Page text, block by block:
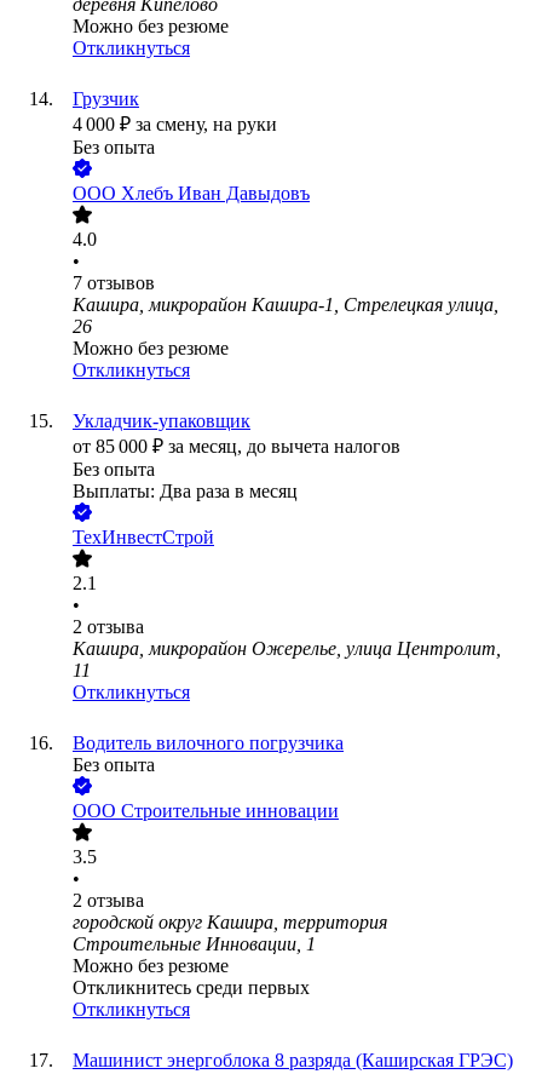
деревня Кипелово
Можно без резюме
Откликнуться
Грузчик
4 000 ₽ за смену, на руки
Без опыта
ООО Хлебъ Иван Давыдовъ
4.0
•
7 отзывов
Кашира, микрорайон Кашира-1, Стрелецкая улица,
26
Можно без резюме
Откликнуться
Укладчик-упаковщик
от 85 000 ₽ за месяц, до вычета налогов
Без опыта
Выплаты: Два раза в месяц
ТехИнвестСтрой
2.1
•
2 отзыва
Кашира, микрорайон Ожерелье, улица Центролит,
11
Откликнуться
Водитель вилочного погрузчика
Без опыта
ООО Строительные инновации
3.5
•
2 отзыва
городской округ Кашира, территория
Строительные Инновации, 1
Можно без резюме
Откликнитесь среди первых
Откликнуться
Машинист энергоблока 8 разряда (Каширская ГРЭС)